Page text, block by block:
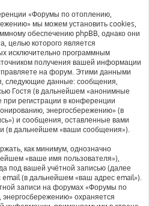
«Форумы по отоплению,
мы можем установить cookies,
обеспечению phpBB, однако они
целью которого является
исключительно программным
получения вашей информации
на форум. Этими данными
следующие данные: сообщения,
Гостя (в дальнейшем «анонимные
регистрации в конференции
энергосбережению» (в
и сообщения, оставленные вами
(в дальнейшем «ваши сообщения»).
как минимум, однозначно
«ваше имя пользователя»),
под вашей учётной записью (далее
(в дальнейшем «ваш адрес email»).
записи на форумах «Форумы по
охраняется